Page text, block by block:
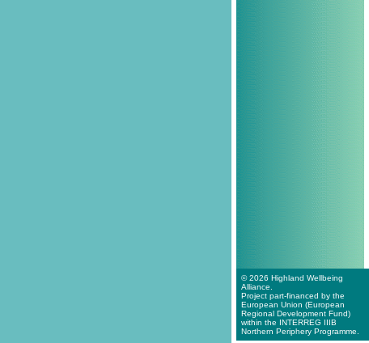
© 2026 Highland Wellbeing
Alliance.
Project part-financed by the
European Union (European
Regional Development Fund)
within the INTERREG IIIB
Northern Periphery Programme.